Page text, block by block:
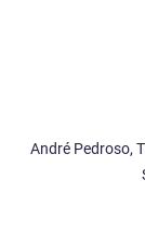
André Pedroso,